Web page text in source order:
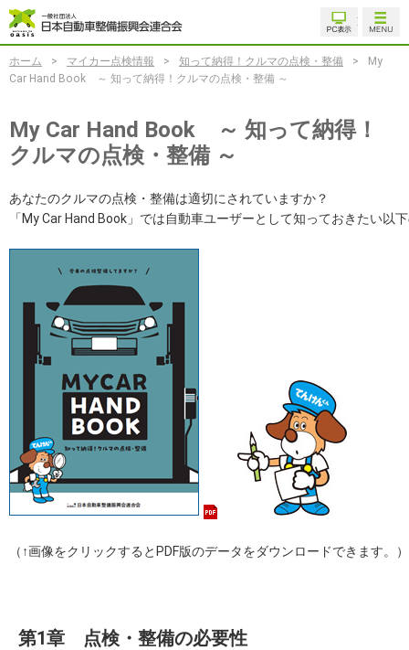
ホーム > マイカー点検情報 > 知って納得！クルマの点検・整備 >
My
Car Hand Book ～ 知って納得！クルマの点検・整備 ～
My Car Hand Book ～ 知って納得！
クルマの点検・整備 ～
あなたのクルマの点検・整備は適切にされていますか？
「My Car Hand Book」では自動車ユーザーとして知っておきたい以
（↑画像をクリックするとPDF版のデータをダウンロードできます。）
第1章 点検・整備の必要性